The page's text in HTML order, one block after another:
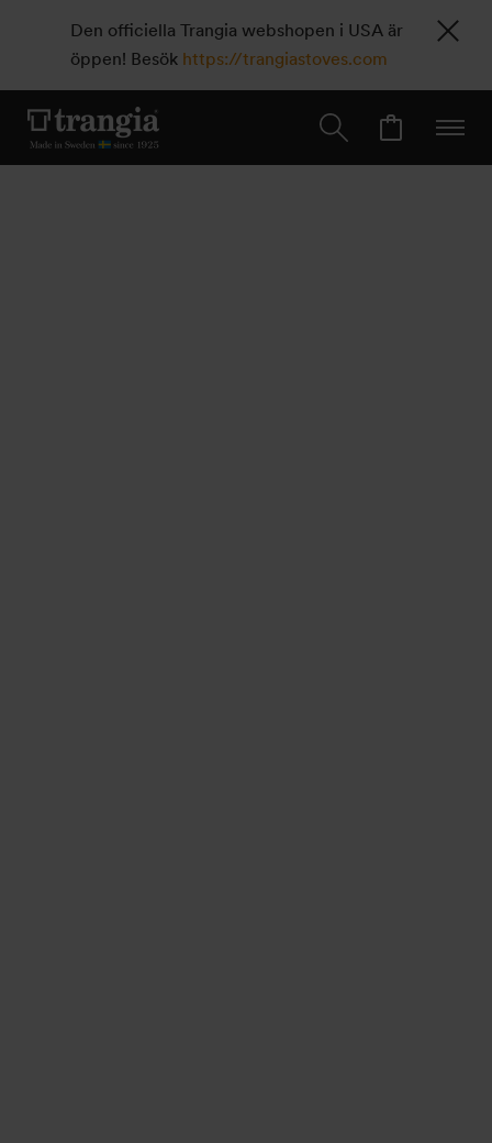
Den officiella Trangia webshopen i USA är
öppen! Besök https://trangiastoves.com